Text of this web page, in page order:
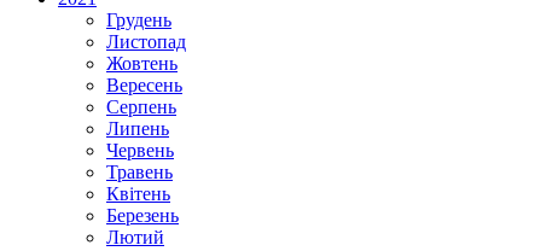
Грудень
Листопад
Жовтень
Вересень
Серпень
Липень
Червень
Травень
Квітень
Березень
Лютий